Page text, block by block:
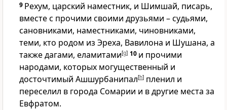
9 Рехум, царский наместник, и Шимшай, писарь,
вместе с прочими своими друзьями – судьями,
сановниками, наместниками, чиновниками,
теми, кто родом из Эреха, Вавилона и Шушана, а
также дагами, еламитами[g] 10 и прочими
народами, которых могущественный и
досточтимый Ашшурбанипал[h] пленил и
переселил в города Сомарии и в другие места за
Евфратом.